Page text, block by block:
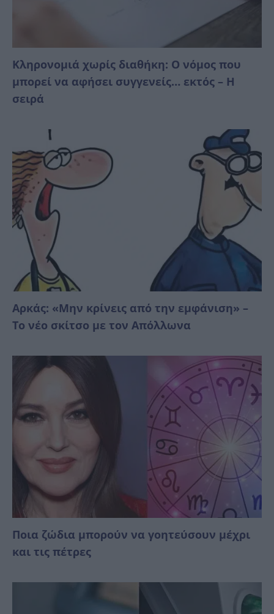
Κληρονομιά χωρίς διαθήκη: Ο νόμος που
μπορεί να αφήσει συγγενείς… εκτός – Η
σειρά
Αρκάς: «Μην κρίνεις από την εμφάνιση» –
Το νέο σκίτσο με τον Απόλλωνα
Ποια ζώδια μπορούν να γοητεύσουν μέχρι
και τις πέτρες